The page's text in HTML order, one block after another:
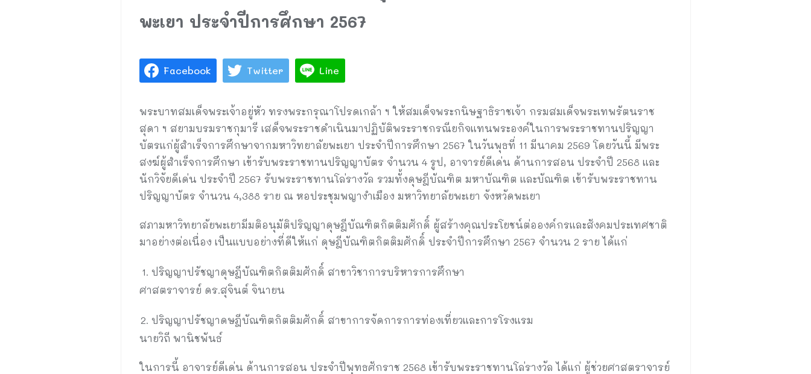
พะเยา ประจำปีการศึกษา 2567
Facebook Twitter Line
พระบาทสมเด็จพระเจ้าอยู่หัว ทรงพระกรุณาโปรดเกล้า ฯ ให้สมเด็จพระกนิษฐาธิราชเจ้า กรมสมเด็จพระเทพรัตนราช
สุดา ฯ สยามบรมราชกุมารี เสด็จพระราชดำเนินมาปฏิบัติพระราชกรณียกิจแทนพระองค์ในการพระราชทานปริญญา
บัตรแก่ผู้สำเร็จการศึกษาจากมหาวิทยาลัยพะเยา ประจำปีการศึกษา 2567 ในวันพุธที่ 11 มีนาคม 2569 โดยวันนี้ มีพระ
สงฆ์ผู้สำเร็จการศึกษา เข้ารับพระราชทานปริญญาบัตร จำนวน 4 รูป, อาจารย์ดีเด่น ด้านการสอน ประจำปี 2568 และ
นักวิจัยดีเด่น ประจำปี 2567 รับพระราชทานโล่รางวัล รวมทั้งดุษฎีบัณฑิต มหาบัณฑิต และบัณฑิต เข้ารับพระราชทาน
ปริญญาบัตร จำนวน 4,388 ราย ณ หอประชุมพญางำเมือง มหาวิทยาลัยพะเยา จังหวัดพะเยา
สภามหาวิทยาลัยพะเยามีมติอนุมัติปริญญาดุษฎีบัณฑิตกิตติมศักดิ์ ผู้สร้างคุณประโยชน์ต่อองค์กรและสังคมประเทศชาติ
มาอย่างต่อเนื่อง เป็นแบบอย่างที่ดีให้แก่ ดุษฎีบัณฑิตกิตติมศักดิ์ ประจำปีการศึกษา 2567 จำนวน 2 ราย ได้แก่
ปริญญาปรัชญาดุษฎีบัณฑิตกิตติมศักดิ์ สาขาวิชาการบริหารการศึกษา
ศาสตราจารย์ ดร.สุจินต์ จินายน
ปริญญาปรัชญาดษฎีบัณฑิตกิตติมศักดิ์ สาขาการจัดการการท่องเที่ยวและการโรงแรม
นายวิถี พานิชพันธ์
ในการนี้ อาจารย์ดีเด่น ด้านการสอน ประจำปีพุทธศักราช 2568 เข้ารับพระราชทานโล่รางวัล ได้แก่ ผู้ช่วยศาสตราจารย์